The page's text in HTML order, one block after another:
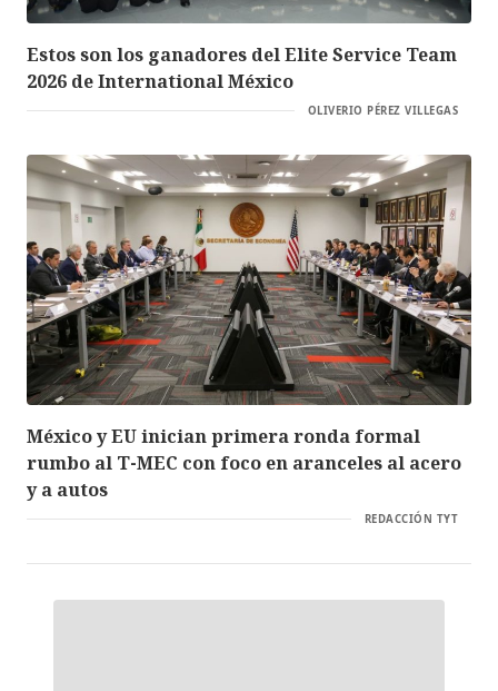
Estos son los ganadores del Elite Service Team
2026 de International México
OLIVERIO PÉREZ VILLEGAS
México y EU inician primera ronda formal
rumbo al T-MEC con foco en aranceles al acero
y a autos
REDACCIÓN TYT